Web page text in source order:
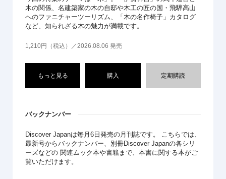
木の関係、名建築家の木の自邸や木工の匠の国・飛騨高山
へのファニチャーツーリズム、「木の名作椅子」カタログ
など、知られざる木の魅力が満載です。
1,210円（税込）／2026.08.06 発売
もっと見る 購入 定期購読
バックナンバー
Discover Japanは毎月6日発売の月刊誌です。 こちらでは、
最新号からバックナンバー、別冊Discover Japanの各シリ
ーズなどの 関連ムック本や書籍まで、本書に関する本がご
覧いただけます。